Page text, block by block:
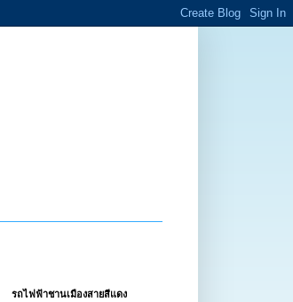
รถไฟฟ้าชานเมืองสายสีแดง